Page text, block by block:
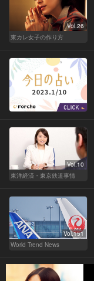
Vol.26
東カレ女子の作り方
Vol.10
東洋経済・東京鉄道事情
Vol.151
World Trend News